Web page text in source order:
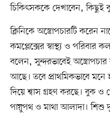
চিকিৎসককে দেখাবেন, কিছুই
ক্লিনিকে অস্ত্রোপচারটি করেন
কমপ্লেক্সের স্বাস্থ্য ও পরিবার
বলেন, সুন্দরভাবেই
আছে। তবে প্রাথমিকভাবে
দিয়ে শ্বাস গ্রহণ করছে। বুক
পায়ুপথ ও মাথা আলাদা। শিশু